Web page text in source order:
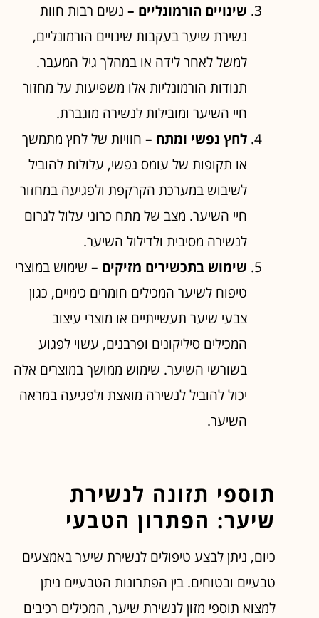
שינויים הורמונליים –נשים רבות חוות
נשירת שיער בעקבות שינויים הורמונליים,
למשל לאחר לידה או במהלך גיל המעבר.
תנודות הורמונליות אלו משפיעות על מחזור
חיי השיער ומובילות לנשירה מוגברת.
לחץ נפשי ומתח –חוויות של לחץ מתמשך
או תקופות של עומס נפשי, עלולות להוביל
לשיבוש במערכת הקרקפת ולפגיעה במחזור
חיי השיער. מצב של מתח כרוני עלול לגרום
לנשירה מסיבית ולדילול השיער.
שימוש בתכשירים מזיקים –שימוש במוצרי
טיפוח לשיער המכילים חומרים כימיים, כגון
צבעי שיער תעשייתיים או מוצרי עיצוב
המכילים סיליקונים ופרבנים, עשוי לפגוע
בשורשי השיער. שימוש ממושך במוצרים אלה
יכול להוביל לנשירה מואצת ולפגיעה במראה
השיער.
תוספי תזונה לנשירת
שיער: הפתרון הטבעי
כיום, ניתן לבצע טיפולים לנשירת שיער באמצעים
טבעיים ובטוחים. בין הפתרונות הטבעיים ניתן
למצוא תוספי מזון לנשירת שיער, המכילים רכיבים